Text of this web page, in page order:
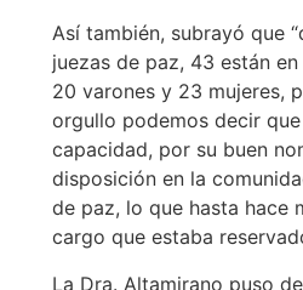
Así también, subrayó que
juezas de paz, 43 están
20 varones y 23 mujeres,
orgullo podemos decir
capacidad, por su buen
disposición en la
de paz, lo que hasta hace
cargo que estaba
La Dra. Altamirano puso